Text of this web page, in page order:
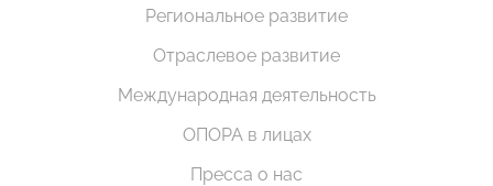
Региональное развитие
Отраслевое развитие
Международная деятельность
ОПОРА в лицах
Пресса о нас